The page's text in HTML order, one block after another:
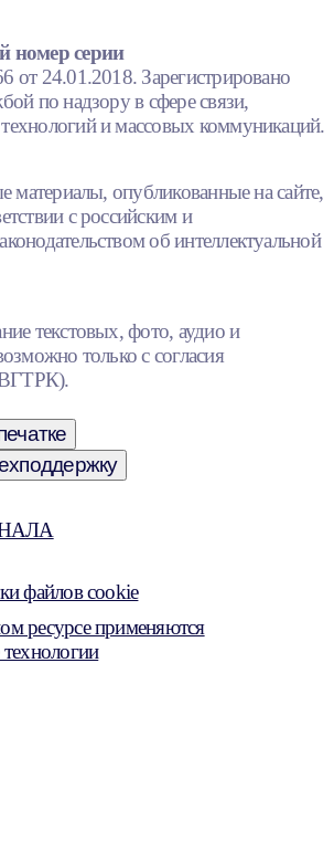
номер серии
24.01.2018. Зарегистрировано
по надзору в сфере связи,
и массовых коммуникаций.
материалы, опубликованные на сайте,
с российским и
об интеллектуальной
текстовых, фото, аудио и
только с согласия
файлов cookie
ресурсе применяются